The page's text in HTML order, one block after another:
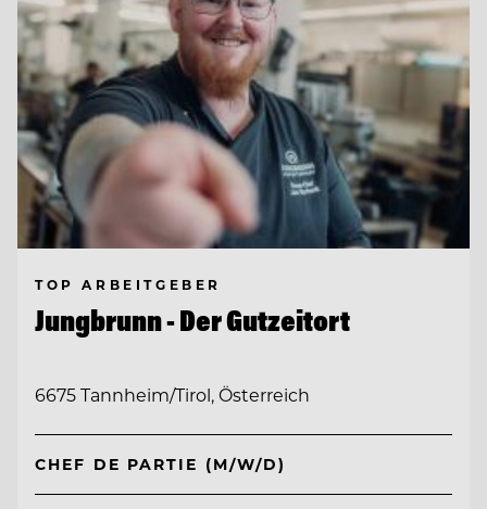
TOP ARBEITGEBER
Jungbrunn - Der Gutzeitort
6675 Tannheim/Tirol, Österreich
CHEF DE PARTIE (M/W/D)